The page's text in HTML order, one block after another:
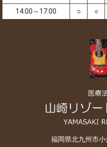
14:00～17:00
○ ○
福岡県北九州市